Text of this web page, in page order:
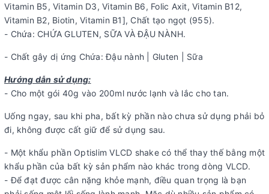
Vitamin B5, Vitamin D3, Vitamin B6, Folic Axit, Vitamin B12,
Vitamin B2, Biotin, Vitamin B1], Chất tạo ngọt (955).
- Chứa: CHỨA GLUTEN, SỮA VÀ ĐẬU NÀNH.
- Chất gây dị ứng Chứa: Đậu nành | Gluten | Sữa
Hướng dẫn sử dụng:
- Cho một gói 40g vào 200ml nước lạnh và lắc cho tan.
Uống ngay, sau khi pha, bất kỳ phần nào chưa sử dụng phải bỏ
đi, không được cất giữ để sử dụng sau.
- Một khẩu phần Optislim VLCD shake có thể thay thế bằng một
khẩu phần của bất kỳ sản phẩm nào khác trong dòng VLCD.
- Để đạt được cân nặng khỏe mạnh, điều quan trọng là bạn